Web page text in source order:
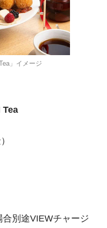
」イメージ
Tea
別途VIEWチャージ